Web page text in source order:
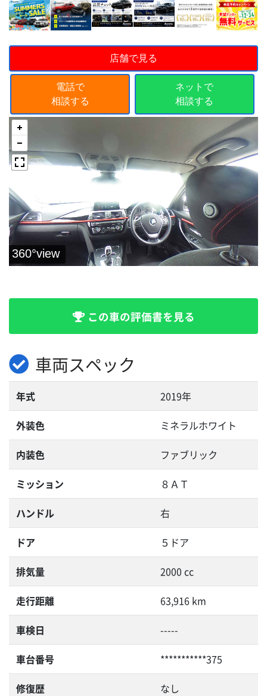
店舗で見る
電話で
相談する
ネットで
相談する
この車の評価書を見る
車両スペック
年式 2019年
外装色 ミネラルホワイト
内装色 ファブリック
ミッション ８ＡＴ
ハンドル 右
ドア ５ドア
排気量 2000 cc
走行距離 63,916 km
車検日 -----
車台番号 ***********375
修復歴 なし